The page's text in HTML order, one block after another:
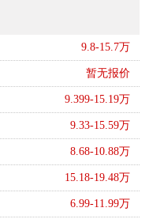
9.8-15.7万
暂无报价
9.399-15.19万
9.33-15.59万
8.68-10.88万
15.18-19.48万
6.99-11.99万